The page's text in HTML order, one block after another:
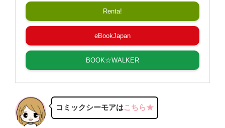
Renta!
eBookJapan
BOOK☆WALKER
コミックシーモアはこちら★